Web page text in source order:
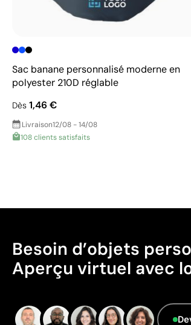
Sac banane personnalisé moderne en
polyester 210D réglable
Dès 1,46 €
Livraison12/08 - 14/08
108 clients satisfaits
Besoin d’objets
Aperçu virtuel avec